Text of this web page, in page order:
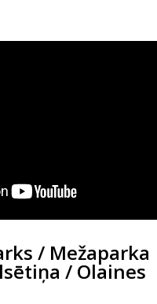
/ Mežaparka
/ Olaines